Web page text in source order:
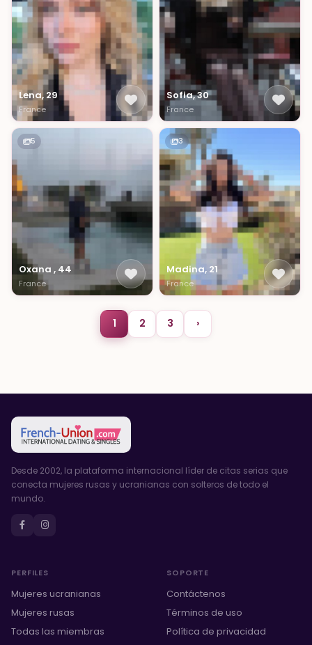
Lena, 29
France
Sofia, 30
France
5
Oxana , 44
France
3
Madina, 21
France
1 2 3 ›
Desde 2002, la plataforma internacional líder de citas serias que
conecta mujeres rusas y ucranianas con solteros de todo el
mundo.
PERFILES
Mujeres ucranianas
Mujeres rusas
Todas las miembras
SOPORTE
Contáctenos
Términos de uso
Política de privacidad